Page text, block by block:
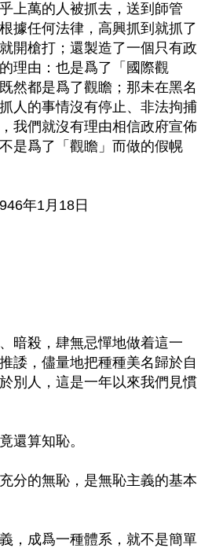
上萬的人被抓去，送到師管
據任何法律，高興抓到就抓了
開槍打；還製造了一個只有政
理由：也是爲了「國際觀
然都是爲了觀瞻；那未在黑名
人的事情沒有停止、非法拘捕
我們就沒有理由相信政府宣佈
是爲了「觀瞻」而做的假幌
年1月18日
暗殺，肆無忌憚地做着這一
諉，儘量地把種種美名歸於自
別人，這是一年以來我們見慣
還算知恥。
分的無恥，是無恥主義的基本
，成爲一種體系，就不是簡單